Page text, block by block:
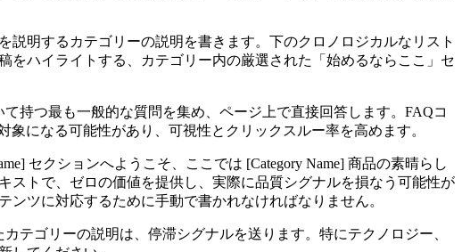
明するカテゴリーの説明を書きます。下のクロノロジカルなリスト
ハイライトする、カテゴリー内の厳選された「始めるならここ」セ
持つ最も一般的な質問を集め、ページ上で直接回答します。FAQコ
になる可能性があり、可視性とクリックスルー率を高めます。
セクションへようこそ、ここでは [Category Name] 商品の素晴らし
トで、ゼロの価値を提供し、実際に品質シグナルを損なう可能性が
ツに対応するために手動で書かれなければなりません。
テゴリーの説明は、停滞シグナルを送ります。特にテクノロジー、